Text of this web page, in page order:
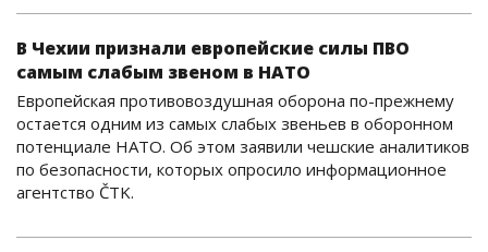
В Чехии признали европейские силы ПВО
самым слабым звеном в НАТО
Европейская противовоздушная оборона по-прежнему
остается одним из самых слабых звеньев в оборонном
потенциале НАТО. Об этом заявили чешские аналитиков
по безопасности, которых опросило информационное
агентство ČTK.